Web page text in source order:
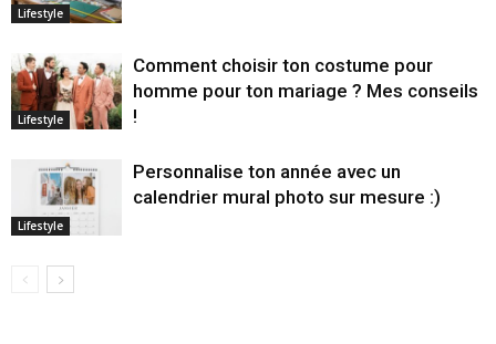
Lifestyle
Lifestyle
Comment choisir ton costume pour
homme pour ton mariage ? Mes conseils
!
Lifestyle
Personnalise ton année avec un
calendrier mural photo sur mesure :)